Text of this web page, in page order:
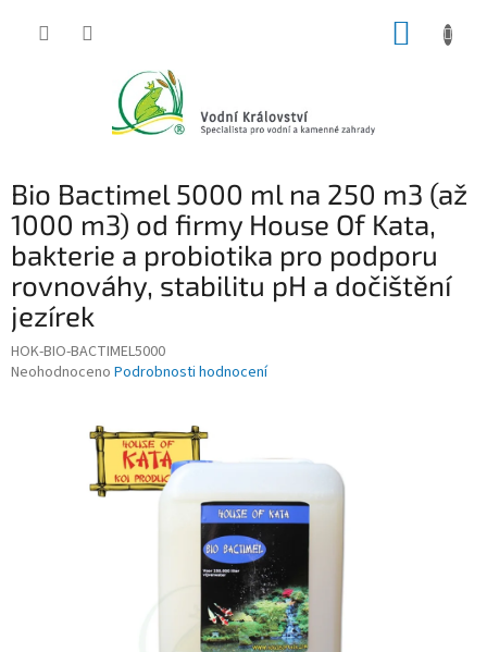
Bio Bactimel 5000 ml na 250 m3 (až
1000 m3) od firmy House Of Kata,
bakterie a probiotika pro podporu
rovnováhy, stabilitu pH a dočištění
jezírek
HOK-BIO-BACTIMEL5000
Průměrné
Neohodnoceno Podrobnosti hodnocení